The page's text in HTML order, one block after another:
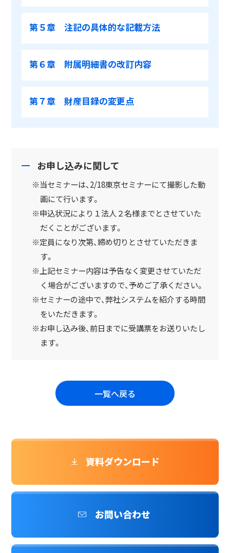
第５章 注記の具体的な記載方法
第６章 附属明細書の改訂内容
第７章 財産目録の変更点
お申し込みに関して
※当セミナーは、2/18東京セミナーにて撮影した動
画にて行います。
※申込状況により１法人２名様までとさせていた
だくことがございます。
※定員になり次第、締め切りとさせていただきま
す。
※上記セミナー内容は予告なく変更させていただ
く場合がございますので、予めご了承ください。
※セミナーの途中で、弊社システムを紹介する時間
をいただきます。
※お申し込み後、前日までに受講票をお送りいたし
ます。
一覧へ戻る
資料ダウンロード
お問い合わせ